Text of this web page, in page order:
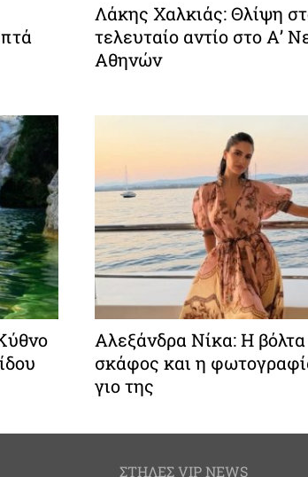
Λάκης Χαλκιάς: Θλίψη
τελευταίο αντίο στο Α’
Αθηνών
Αλεξάνδρα Νίκα: Η
σκάφος και η
γιο της
ΣΤΗΛΕΣ VIP NEWS